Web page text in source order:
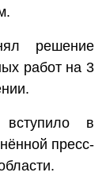
решение
работ на 3
в
пресс-